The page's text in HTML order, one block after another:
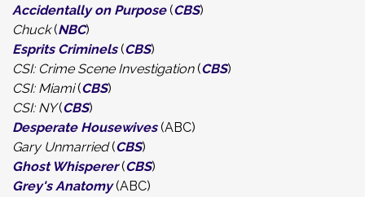
Accidentally on Purpose (CBS)
Chuck(NBC)
Esprits Criminels (CBS)
CSI: Crime Scene Investigation(CBS)
CSI: Miami(CBS)
CSI: NY(CBS)
Desperate Housewives (ABC)
Gary Unmarried(CBS)
Ghost Whisperer (CBS)
Grey's Anatomy (ABC)